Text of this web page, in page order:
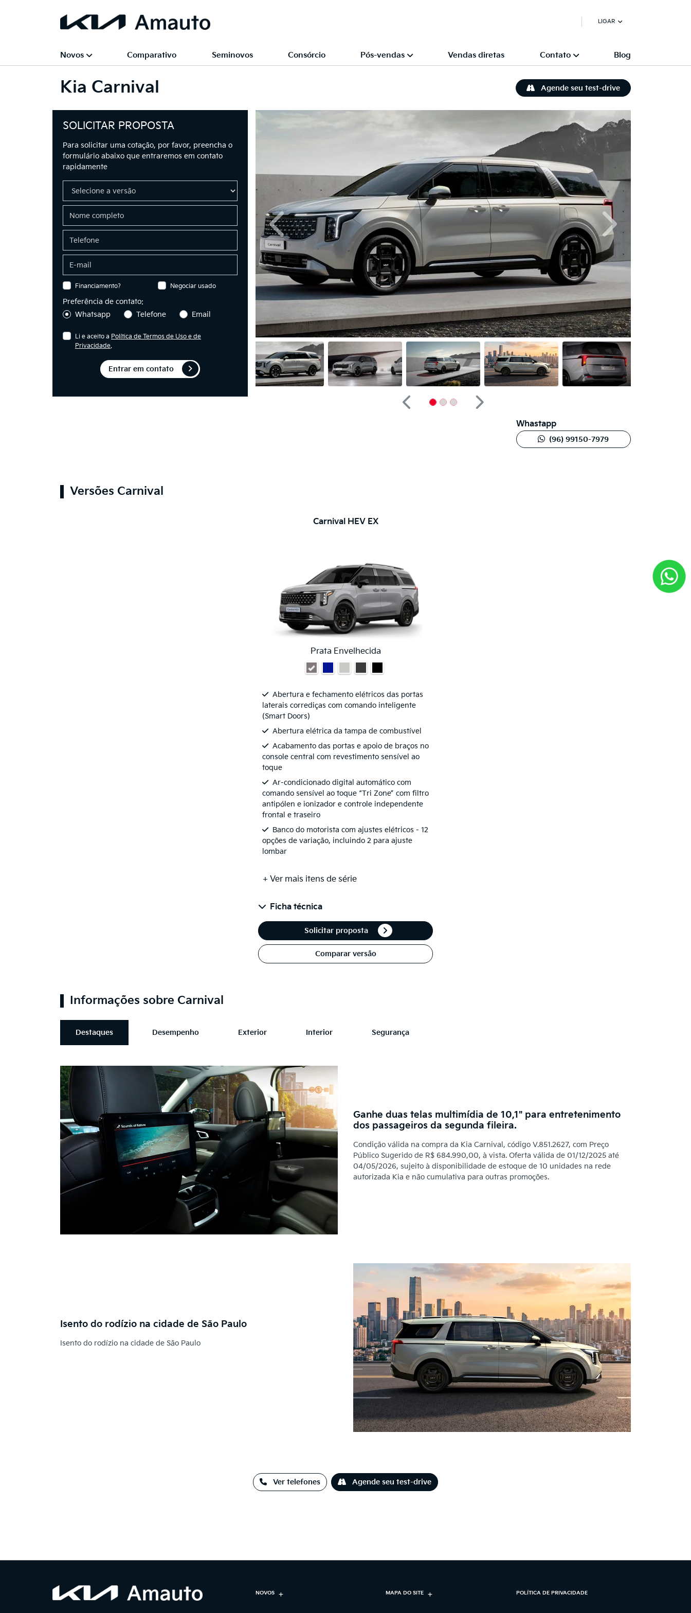
LIGAR
Novos Comparativo Seminovos Consórcio Pós-vendas Vendas diretas Contato Blog
Kia Carnival Agende seu test-drive
SOLICITAR PROPOSTA
Para solicitar uma cotação, por favor, preencha o
formulário abaixo que entraremos em contato
rapidamente
Financiamento? Negociar usado
Preferência de contato:
Whatsapp
Telefone Email
Li e aceito a Política de Termos de Uso e de
Privacidade.
Entrar em contato
Anterior Próximo
Anterior
Próximo
Whastapp
(96) 99150-7979
Versões Carnival
Carnival HEV EX
Prata Envelhecida
Abertura e fechamento elétricos das portas
laterais corrediças com comando inteligente
(Smart Doors)
Abertura elétrica da tampa de combustível
Acabamento das portas e apoio de braços no
console central com revestimento sensível ao
toque
Ar-condicionado digital automático com
comando sensível ao toque “Tri Zone” com filtro
antipólen e ionizador e controle independente
frontal e traseiro
Banco do motorista com ajustes elétricos - 12
opções de variação, incluindo 2 para ajuste
lombar
+ Ver mais itens de série
Ficha técnica
Solicitar proposta
Comparar versão
Informações sobre Carnival
Destaques Desempenho Exterior Interior Segurança
Ganhe duas telas multimídia de 10,1" para entretenimento
dos passageiros da segunda fileira.
Condição válida na compra da Kia Carnival, código V.851.2627, com Preço
Público Sugerido de R$ 684.990,00, à vista. Oferta válida de 01/12/2025 até
04/05/2026, sujeito à disponibilidade de estoque de 10 unidades na rede
autorizada Kia e não cumulativa para outras promoções.
Isento do rodízio na cidade de São Paulo
Isento do rodízio na cidade de São Paulo
Ver telefones Agende seu test-drive
NOVOS MAPA DO SITE POLÍTICA DE PRIVACIDADE